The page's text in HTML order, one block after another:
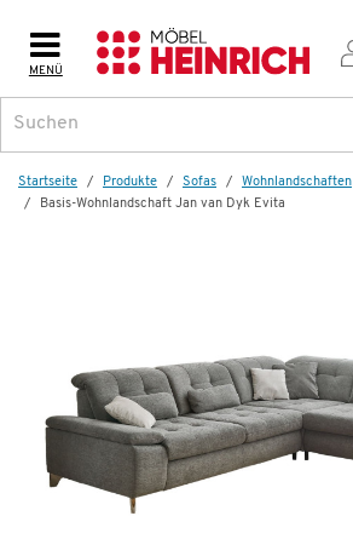
MENÜ
Startseite Produkte Sofas
Wohnlandschaften
Basis-Wohnlandschaft Jan van Dyk Evita
Weitere Artikel aus der Serie
Komfort-Wohnlandschaft
Jan van Dyk Evita
7.385,00 €